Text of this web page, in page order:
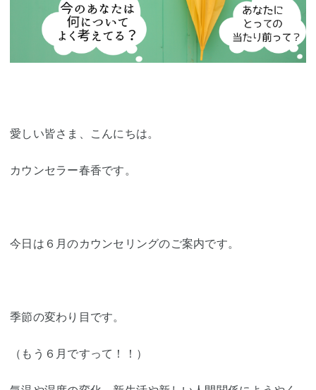
愛しい皆さま、こんにちは。
カウンセラー春香です。
今日は６月のカウンセリングのご案内です。
季節の変わり目です。
（もう６月ですって！！）